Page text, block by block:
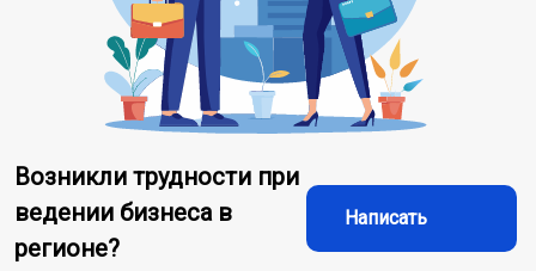
Возникли трудности при
ведении бизнеса в
регионе?
Написать